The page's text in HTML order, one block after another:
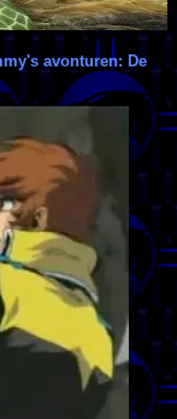
avonturen: De